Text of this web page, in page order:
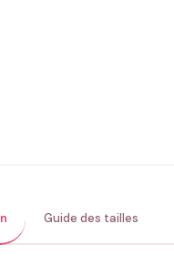
Guide des tailles